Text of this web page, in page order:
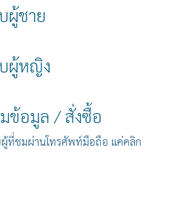
ผู้ชาย
ผู้หญิง
ข้อมูล / สั่งซื้อ